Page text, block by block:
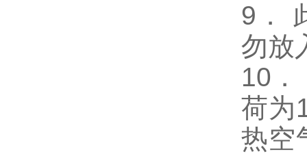
9．
勿放
10
荷为
热空